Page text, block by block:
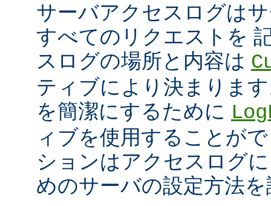
サーバアクセスログは
すべてのリクエストを
スログの場所と内容は
ティブにより決まりま
を簡潔にするために
ィブを使用することが
ションはアクセスログ
めのサーバの設定方法